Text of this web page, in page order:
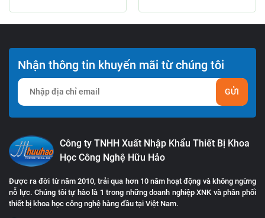
Nhận thông tin khuyến mãi từ chúng tôi
GỬI
Công ty TNHH Xuất Nhập Khẩu Thiết Bị Khoa
Học Công Nghệ Hữu Hảo
Được ra đời từ năm 2010, trải qua hơn 10 năm hoạt động và không ngừng
nỗ lực. Chúng tôi tự hào là 1 trong những doanh nghiệp XNK và phân phối
thiết bị khoa học công nghệ hàng đầu tại Việt Nam.